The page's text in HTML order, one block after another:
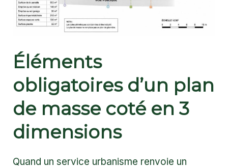
Éléments
obligatoires d’un plan
de masse coté en 3
dimensions
Quand un service urbanisme renvoie un